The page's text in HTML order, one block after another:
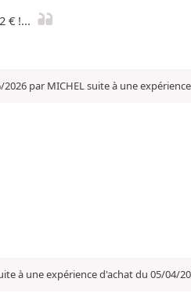
€ !...
2026 par MICHEL suite à une
à une expérience d'achat du 05/04/